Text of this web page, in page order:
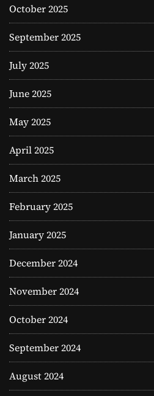
October 2025
September 2025
July 2025
June 2025
May 2025
April 2025
March 2025
February 2025
January 2025
December 2024
November 2024
October 2024
September 2024
August 2024